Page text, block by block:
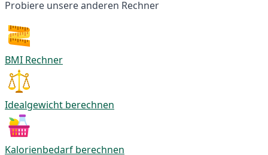
Probiere unsere anderen Rechner
BMI Rechner
Idealgewicht berechnen
Kalorienbedarf berechnen